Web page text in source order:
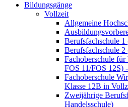
Bildungsgänge
Vollzeit
Allgemeine
Berufsfachschule
Berufsfachschule
Fachoberschule
FOS 11/FOS 12S)
Fachoberschule
Klasse 12B in
Zweijährige
Handelsschule)